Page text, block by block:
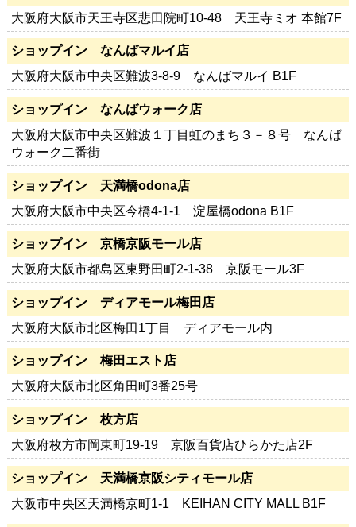
大阪府大阪市天王寺区悲田院町10-48 天王寺ミオ 本館7F
ショップイン なんばマルイ店
大阪府大阪市中央区難波3-8-9 なんばマルイ B1F
ショップイン なんばウォーク店
大阪府大阪市中央区難波１丁目虹のまち３－８号 なんば
ウォーク二番街
ショップイン 天満橋odona店
大阪府大阪市中央区今橋4-1-1 淀屋橋odona B1F
ショップイン 京橋京阪モール店
大阪府大阪市都島区東野田町2-1-38 京阪モール3F
ショップイン ディアモール梅田店
大阪府大阪市北区梅田1丁目 ディアモール内
ショップイン 梅田エスト店
大阪府大阪市北区角田町3番25号
ショップイン 枚方店
大阪府枚方市岡東町19-19 京阪百貨店ひらかた店2F
ショップイン 天満橋京阪シティモール店
大阪市中央区天満橋京町1-1 KEIHAN CITY MALL B1F